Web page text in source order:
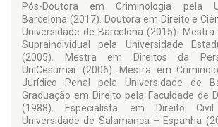
distintos, (...) seja pela simples falta de
os habitantes deste século, tempo este
maior com o isolamento forçado pela
agora os tipos penais são em maior
complexos.
Fiel a esta nova realidade, a organizadora
entre um número maior de
experiência acadêmica ou profissional de
sua parte. (...)
Pós-Doutora em Criminologia pela
Barcelona (2017). Doutora em Direito e
Universidade de Barcelona (2015). Mestra
Supraindividual pela Universidade
(2005). Mestra em Direitos da
UniCesumar (2006). Mestra em
Jurídico Penal pela Universidade de
Graduação em Direito pela Faculdade de
(1988). Especialista em Direito
Universidade de Salamanca – Espanha